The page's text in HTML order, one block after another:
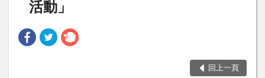
活動」
回上一頁